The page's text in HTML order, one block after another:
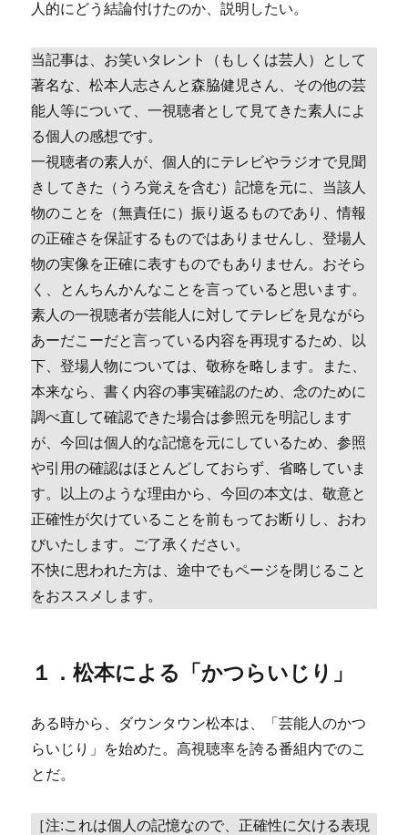
人的にどう結論付けたのか、説明したい。
当記事は、お笑いタレント（もしくは芸人）として
著名な、松本人志さんと森脇健児さん、その他の芸
能人等について、一視聴者として見てきた素人によ
る個人の感想です。
一視聴者の素人が、個人的にテレビやラジオで見聞
きしてきた（うろ覚えを含む）記憶を元に、当該人
物のことを（無責任に）振り返るものであり、情報
の正確さを保証するものではありませんし、登場人
物の実像を正確に表すものでもありません。おそら
く、とんちんかんなことを言っていると思います。
素人の一視聴者が芸能人に対してテレビを見ながら
あーだこーだと言っている内容を再現するため、以
下、登場人物については、敬称を略します。また、
本来なら、書く内容の事実確認のため、念のために
調べ直して確認できた場合は参照元を明記します
が、今回は個人的な記憶を元にしているため、参照
や引用の確認はほとんどしておらず、省略していま
す。以上のような理由から、今回の本文は、敬意と
正確性が欠けていることを前もってお断りし、おわ
びいたします。ご了承ください。
不快に思われた方は、途中でもページを閉じること
をおススメします。
１．松本による「かつらいじり」
ある時から、ダウンタウン松本は、「芸能人のかつ
らいじり」を始めた。高視聴率を誇る番組内でのこ
とだ。
［注:これは個人の記憶なので、正確性に欠ける表現